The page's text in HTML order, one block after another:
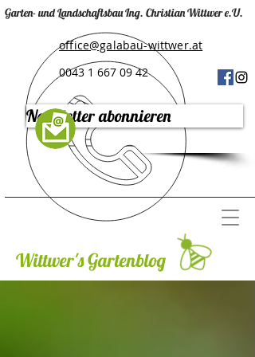
Garten- und Landschaftsbau Ing. Christian Wittwer e.U.
office@galabau-wittwer.at
0043 1 667 09 42
Newsletter abonnieren
Wittwer's Gartenblog